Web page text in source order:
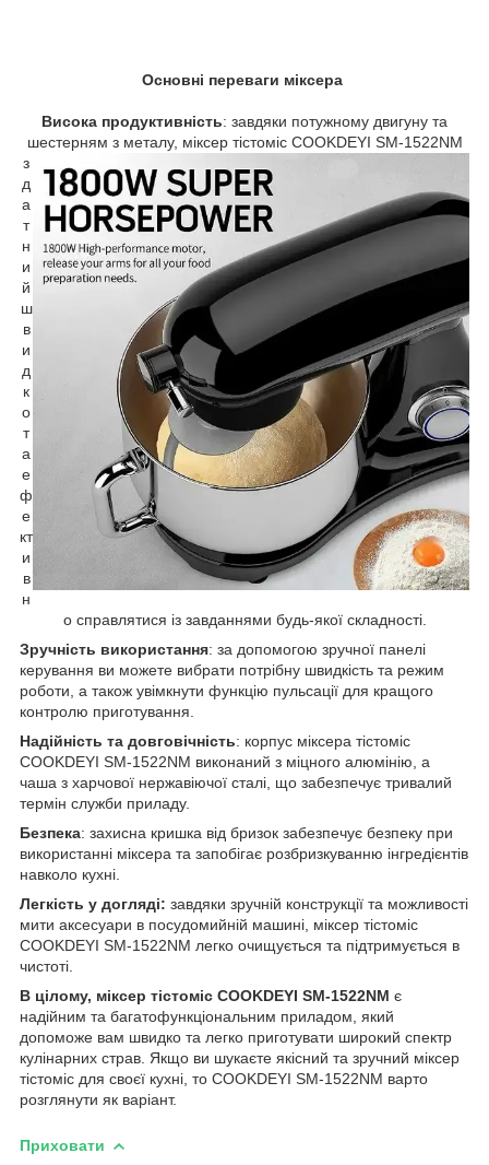
Основні переваги міксера
Висока продуктивність: завдяки потужному двигуну та
шестерням з металу, міксер тістоміс COOKDEYI SM-1522NM
з
д
а
т
н
и
й
ш
в
и
д
к
о
т
а
е
ф
е
кт
и
в
н
о справлятися із завданнями будь-якої складності.
Зручність використання: за допомогою зручної панелі
керування ви можете вибрати потрібну швидкість та режим
роботи, а також увімкнути функцію пульсації для кращого
контролю приготування.
Надійність та довговічність: корпус міксера тістоміс
COOKDEYI SM-1522NM виконаний з міцного алюмінію, а
чаша з харчової нержавіючої сталі, що забезпечує тривалий
термін служби приладу.
Безпека: захисна кришка від бризок забезпечує безпеку при
використанні міксера та запобігає розбризкуванню інгредієнтів
навколо кухні.
Легкість у догляді: завдяки зручній конструкції та можливості
мити аксесуари в посудомийній машині, міксер тістоміс
COOKDEYI SM-1522NM легко очищується та підтримується в
чистоті.
В цілому, міксер тістоміс COOKDEYI SM-1522NM є
надійним та багатофункціональним приладом, який
допоможе вам швидко та легко приготувати широкий спектр
кулінарних страв. Якщо ви шукаєте якісний та зручний міксер
тістоміс для своєї кухні, то COOKDEYI SM-1522NM варто
розглянути як варіант.
Приховати